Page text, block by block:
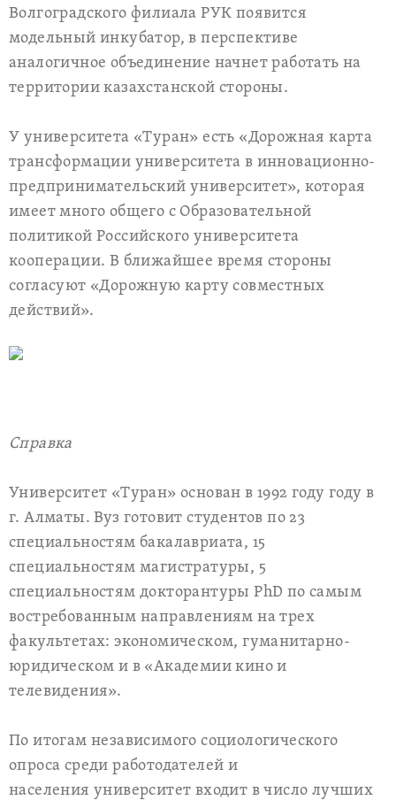
Волгоградского филиала РУК появится
модельный инкубатор, в перспективе
аналогичное объединение начнет работать на
территории казахстанской стороны.
У университета «Туран» есть «Дорожная карта
трансформации университета в инновационно-
предпринимательский университет», которая
имеет много общего с Образовательной
политикой Российского университета
кооперации. В ближайшее время стороны
согласуют «Дорожную карту совместных
действий».
Справка
Университет «Туран» основан в 1992 году году в
г. Алматы. Вуз готовит студентов по 23
специальностям бакалавриата, 15
специальностям магистратуры, 5
специальностям докторантуры PhD по самым
востребованным направлениям на трех
факультетах: экономическом, гуманитарно-
юридическом и в «Академии кино и
телевидения».
По итогам независимого социологического
опроса среди работодателей и
населения университет входит в число лучших